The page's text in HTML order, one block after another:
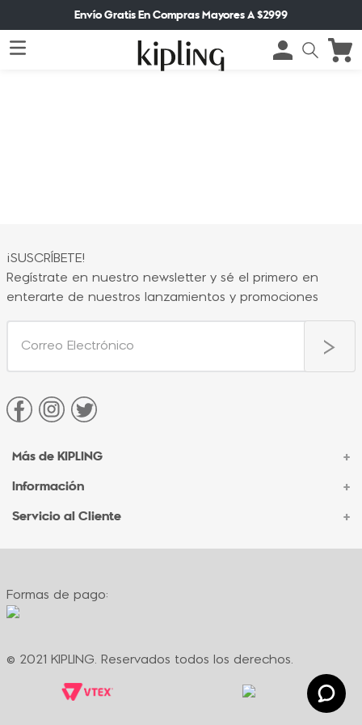
Envío Gratis En Compras Mayores A $2999
¡SUSCRÍBETE!
Regístrate en nuestro newsletter y sé el primero en
enterarte de nuestros lanzamientos y promociones
Más de KIPLING +
Acerca de Kipling
Sucursales
Información +
Contacto Corporativo
Formas de pago
Servicio al Cliente +
Contacto
Políticas de cambio
Términos y condiciones de promociones
Política de privacidad
Formas de pago:
© 2021 KIPLING. Reservados todos los derechos.